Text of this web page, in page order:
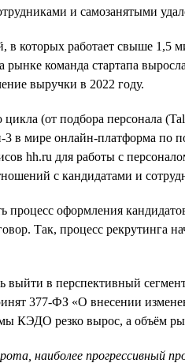
и самозанятыми
в которых работает свыше
команда стартапа
выручки в 2022 году.
(от подбора персонала
в мире онлайн-платформа по
hh.ru для работы с
с кандидатами и
оформления
Так, процесс рекрутинга
в перспективный
377-ФЗ «О внесении
КЭДО резко вырос, а объём
наиболее прогрессивный